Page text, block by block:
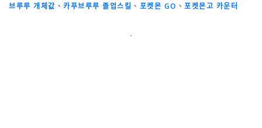
브루루 개체값 、 카푸브루루 졸업스킬 、 포켓몬 GO 、 포켓몬고 카운터
-